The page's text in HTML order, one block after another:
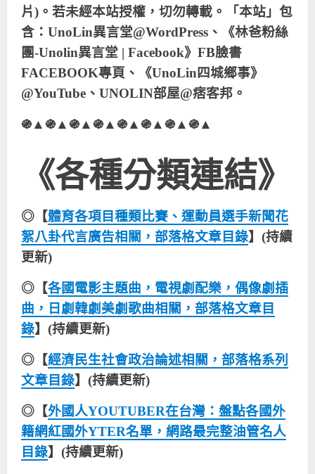
片)。若未經本站授權，切勿轉載。「本站」包
含：UnoLin異言堂@WordPress、《林爸粉絲
團-Unolin異言堂 | Facebook》FB臉書
FACEBOOK專頁、《UnoLin四城鄉事》
@YouTube、UNOLIN部屋@痞客邦。
֍▲֍▲֍▲֍▲֍▲֍▲֍▲֍▲
《各種分類連結》
◎【體育各項目種類比賽、運動員選手新聞花
絮八卦代言廣告相關，部落格文章目錄】(持續
更新)
◎【各國電影主題曲，電視劇配樂，偶像劇插
曲，日劇韓劇美劇歌曲相關，部落格文章目
錄】(持續更新)
◎【經濟民生社會政治論述相關，部落格系列
文章目錄】(持續更新)
◎【外國人YOUTUBER在台灣：盤點各國外
籍網紅國外YTER名單，網路最完整油管名人
目錄】(持續更新)